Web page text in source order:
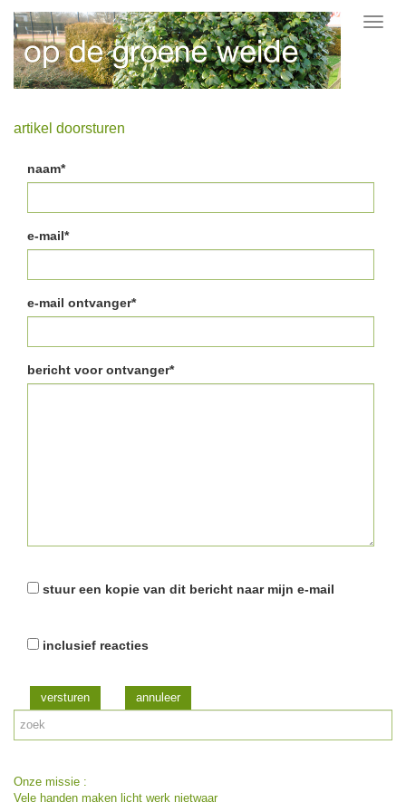
artikel doorsturen
naam*
e-mail*
e-mail ontvanger*
bericht voor ontvanger*
stuur een kopie van dit bericht naar mijn e-mail
inclusief reacties
versturen
Onze missie :
Vele handen maken licht werk nietwaar